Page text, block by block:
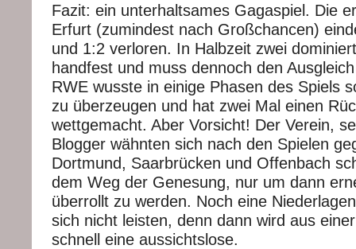
Fazit: ein unterhaltsames Gagaspiel. Die
Erfurt (zumindest nach Großchancen)
und 1:2 verloren. In Halbzeit zwei
handfest und muss dennoch den
RWE wusste in einige Phasen des Spiels
zu überzeugen und hat zwei Mal einen
wettgemacht. Aber Vorsicht! Der Verein,
Blogger wähnten sich nach den Spielen
Dortmund, Saarbrücken und Offenbach
dem Weg der Genesung, nur um dann
überrollt zu werden. Noch eine
sich nicht leisten, denn dann wird aus
schnell eine aussichtslose.